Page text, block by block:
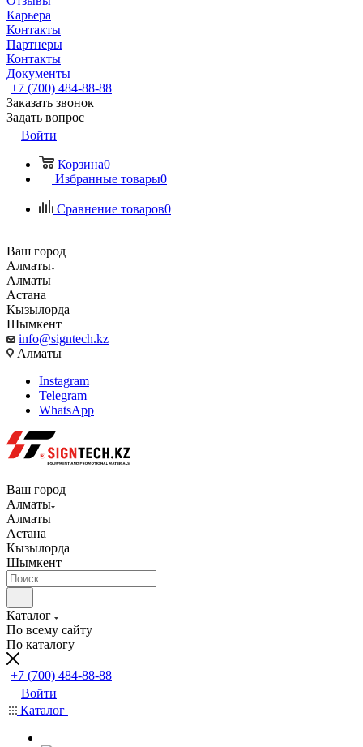
Карьера
Контакты
Партнеры
Контакты
Документы
+7 (700) 484-88-88
Заказать звонок
Задать вопрос
Войти
Корзина0
Избранные товары0
Сравнение товаров0
Ваш город
Алматы
Алматы
Астана
Кызылорда
Шымкент
info@signtech.kz
Алматы
Instagram
Telegram
WhatsApp
Ваш город
Алматы
Алматы
Астана
Кызылорда
Шымкент
Каталог
По всему сайту
По каталогу
+7 (700) 484-88-88
Войти
Каталог